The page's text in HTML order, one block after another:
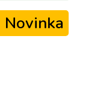
Novinka